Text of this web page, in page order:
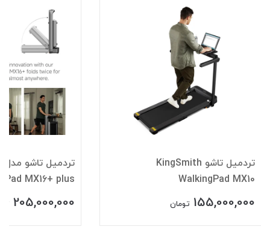
تردمیل تاشو KingSmith
WalkingPad MX10
155,000,000 تومان
MX16+ plus
205,000,000